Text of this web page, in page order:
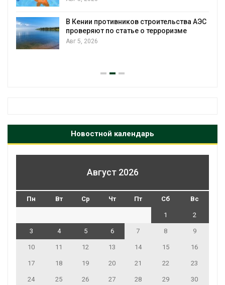
АЭС
Суд взыскал с золотодобывающей
компании 145,4 млн рублей за ущерб
недрам
Новостной календарь
Август 2026
Пн Вт Ср Чт Пт Сб Вс
1 2
3 4 5 6 7 8 9
10 11 12 13 14 15 16
17 18 19 20 21 22 23
24 25 26 27 28 29 30